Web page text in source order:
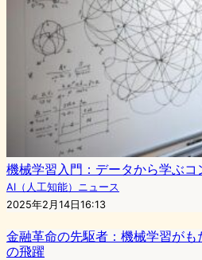
機械学習入門：データから学ぶコ
AI（人工知能）ニュース
2025年2月14日16:13
金融革命の先駆者：機械学習が
の飛躍